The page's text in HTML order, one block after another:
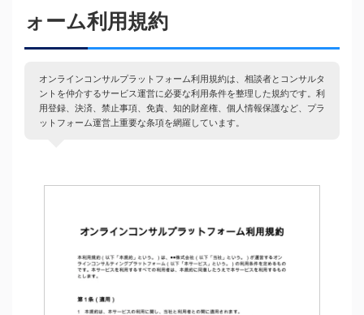
ォーム利用規約
オンラインコンサルプラットフォーム利用規約は、相談者とコンサルタ
ントを仲介するサービス運営に必要な利用条件を整理した規約です。利
用登録、決済、禁止事項、免責、知的財産権、個人情報保護など、プラ
ットフォーム運営上重要な条項を網羅しています。